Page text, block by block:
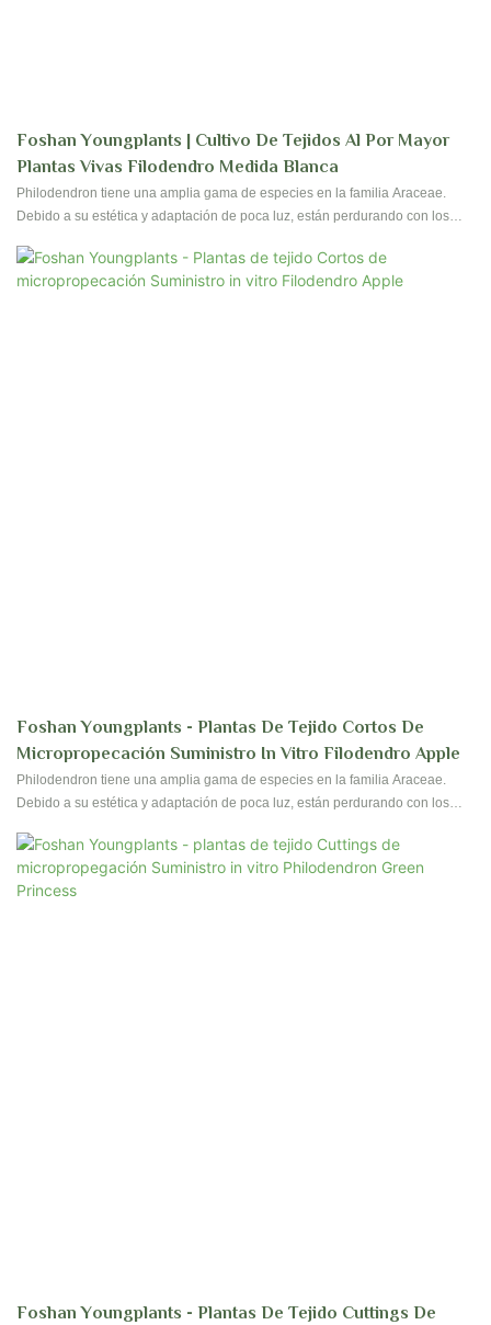
Foshan Youngplants | Cultivo De Tejidos Al Por Mayor
Plantas Vivas Filodendro Medida Blanca
Philodendron tiene una amplia gama de especies en la familia Araceae.
Debido a su estética y adaptación de poca luz, están perdurando con los
cientos de formas y diseños, dependiendo de la especie. Foshan
Youngplants ha estado produciendo alrededor de 40 tipos de especies
Foshan Youngplants - Plantas De Tejido Cortos De
Micropropecación Suministro In Vitro Filodendro Apple
Philodendron tiene una amplia gama de especies en la familia Araceae.
Debido a su estética y adaptación de poca luz, están perdurando con los
cientos de formas y diseños, dependiendo de la especie. Foshan
Youngplants ha estado produciendo alrededor de 40 tipos de especies
buscadas de filodendro y todavía seguimos explorando para más especies.
Foshan Youngplants - Plantas De Tejido Cuttings De